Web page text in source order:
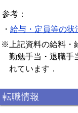
参考：
・ 給与・定員等の状
※上記資料の給料・
勤勉手当・退職手
れています．
転職情報